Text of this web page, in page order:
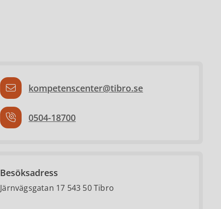
kompetenscenter@tibro.se
0504-18700
Besöksadress
Järnvägsgatan 17 543 50 Tibro